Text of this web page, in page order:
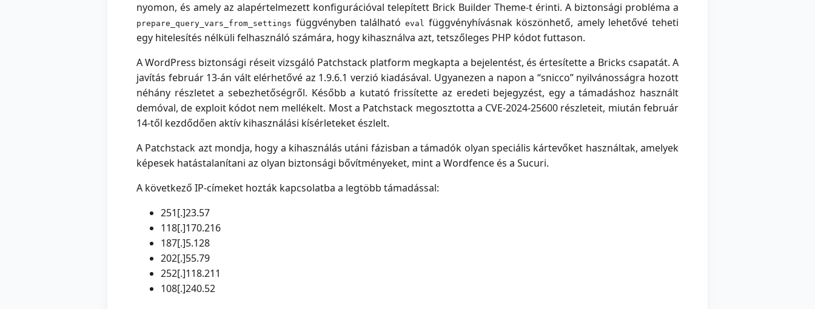
nyomon, és amely az alapértelmezett konfigurációval telepített Brick Builder Theme-t érinti. A biztonsági probléma a
prepare_query_vars_from_settings függvényben található eval függvényhívásnak köszönhető, amely lehetővé teheti
egy hitelesítés nélküli felhasználó számára, hogy kihasználva azt, tetszőleges PHP kódot futtason.
A WordPress biztonsági réseit vizsgáló Patchstack platform megkapta a bejelentést, és értesítette a Bricks csapatát. A
javítás február 13-án vált elérhetővé az 1.9.6.1 verzió kiadásával. Ugyanezen a napon a “snicco” nyilvánosságra hozott
néhány részletet a sebezhetőségről. Később a kutató frissítette az eredeti bejegyzést, egy a támadáshoz használt
demóval, de exploit kódot nem mellékelt. Most a Patchstack megosztotta a CVE-2024-25600 részleteit, miután február
14-től kezdődően aktív kihasználási kísérleteket észlelt.
A Patchstack azt mondja, hogy a kihasználás utáni fázisban a támadók olyan speciális kártevőket használtak, amelyek
képesek hatástalanítani az olyan biztonsági bővítményeket, mint a Wordfence és a Sucuri.
A következő IP-címeket hozták kapcsolatba a legtöbb támadással:
251[.]23.57
118[.]170.216
187[.]5.128
202[.]55.79
252[.]118.211
108[.]240.52